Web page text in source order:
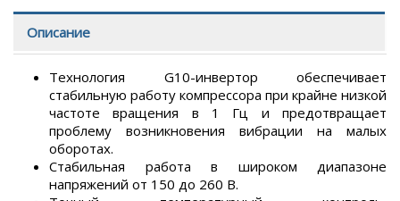
Описание
Технология G10-инвертор обеспечивает
стабильную работу компрессора при крайне низкой
частоте вращения в 1 Гц и предотвращает
проблему возникновения вибрации на малых
оборотах.
Стабильная работа в широком диапазоне
напряжений от 150 до 260 В.